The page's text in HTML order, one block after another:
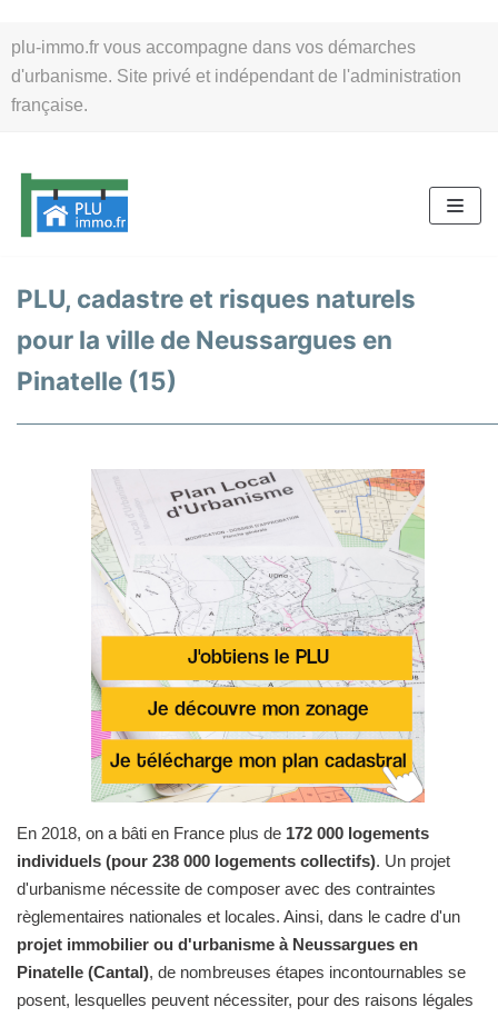
plu-immo.fr vous accompagne dans vos démarches
d'urbanisme. Site privé et indépendant de l'administration
française.
au
contenu
PLU, cadastre et risques naturels
pour la ville de Neussargues en
Pinatelle (15)
En 2018, on a bâti en France plus de 172 000 logements
individuels (pour 238 000 logements collectifs). Un projet
d'urbanisme nécessite de composer avec des contraintes
règlementaires nationales et locales. Ainsi, dans le cadre d'un
projet immobilier ou d'urbanisme à Neussargues en
Pinatelle (Cantal), de nombreuses étapes incontournables se
posent, lesquelles peuvent nécessiter, pour des raisons légales